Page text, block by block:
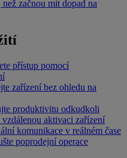
začnou mít dopad na
přístup pomocí
zařízení bez ohledu na
produktivitu odkudkoli
vzdálenou aktivaci zařízení
komunikace v reálném čase
poprodejní operace